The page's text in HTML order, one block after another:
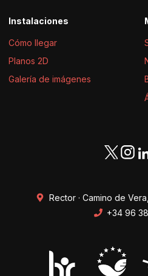
Instalaciones
Cómo llegar
Planos 2D
Galería de imágenes
Rector · Camino de
+34 96